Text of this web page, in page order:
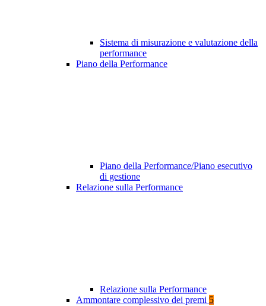
Sistema di misurazione e valutazione della
performance
Piano della Performance
Piano della Performance/Piano esecutivo
di gestione
Relazione sulla Performance
Relazione sulla Performance
Ammontare complessivo dei premi 5